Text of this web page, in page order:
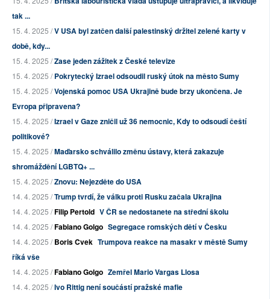
tak ...
15. 4. 2025 /V USA byl zatčen další palestinský držitel zelené karty v
době, kdy...
15. 4. 2025 /Zase jeden zážitek z České televize
15. 4. 2025 /Pokrytecký Izrael odsoudil ruský útok na město Sumy
15. 4. 2025 /Vojenská pomoc USA Ukrajině bude brzy ukončena. Je
Evropa připravena?
15. 4. 2025 /Izrael v Gaze zničil už 36 nemocnic, Kdy to odsoudí čeští
politikové?
15. 4. 2025 /Maďarsko schválilo změnu ústavy, která zakazuje
shromáždění LGBTQ+ ...
15. 4. 2025 /Znovu: Nejezděte do USA
14. 4. 2025 /Trump tvrdí, že válku proti Rusku začala Ukrajina
14. 4. 2025 /Filip Pertold V ČR se nedostanete na střední školu
14. 4. 2025 /Fabiano Golgo Segregace romských dětí v Česku
14. 4. 2025 /Boris Cvek Trumpova reakce na masakr v městě Sumy
říká vše
14. 4. 2025 /Fabiano Golgo Zemřel Mario Vargas Llosa
14. 4. 2025 /Ivo Rittig není součástí pražské mafie